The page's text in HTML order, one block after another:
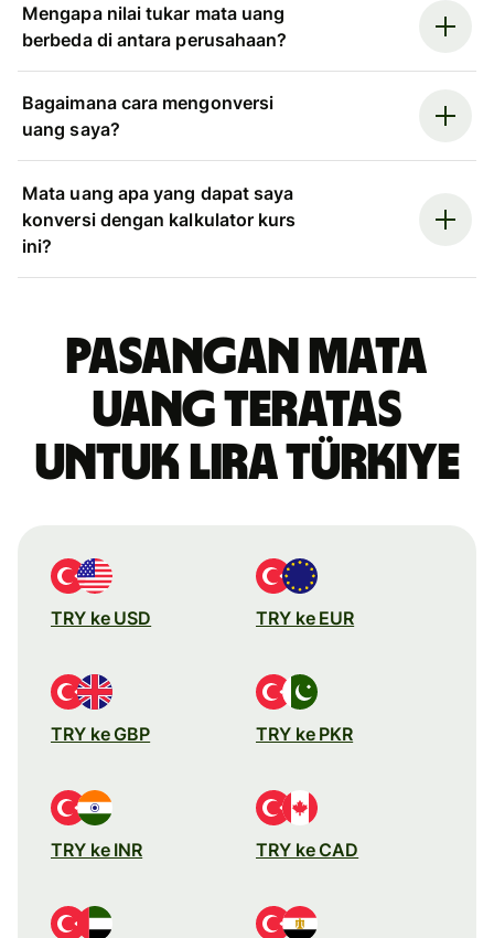
Mengapa nilai tukar mata uang
berbeda di antara perusahaan?
Bagaimana cara mengonversi
uang saya?
Mata uang apa yang dapat saya
konversi dengan kalkulator kurs
ini?
Pasangan mata
uang teratas
untuk lira Türkiye
TRY ke USD TRY ke EUR
TRY ke GBP TRY ke PKR
TRY ke INR TRY ke CAD